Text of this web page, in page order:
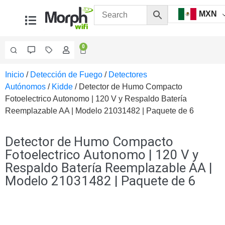
MXN
0
Videovigilancia
Accesorios
Generales
Accesorios
Fibra
Accesorios
para
Computadora
y
SmartphonesCajas
Inicio / Detección de Fuego / Detectores
Autónomos / Kidde / Detector de Humo Compacto
Fotoelectrico Autonomo | 120 V y Respaldo Batería
Reemplazable AA | Modelo 21031482 | Paquete de 6
Detector de Humo Compacto
Fotoelectrico Autonomo | 120 V y
Respaldo Batería Reemplazable AA |
Modelo 21031482 | Paquete de 6